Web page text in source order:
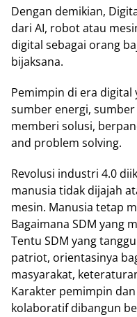
Dengan demikian,
dari AI, robot atau
digital sebagai orang
bijaksana.
Pemimpin di era
sumber energi,
memberi solusi,
and problem solving.
Revolusi industri 4.0
manusia tidak dijajah
mesin. Manusia tetap
Bagaimana SDM yang
Tentu SDM yang
patriot, orientasinya
masyarakat,
Karakter pemimpin
kolaboratif dibangun